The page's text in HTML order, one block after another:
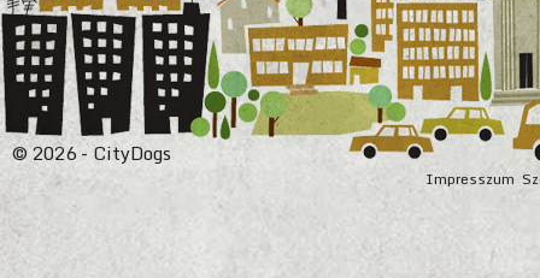
Impresszum
© 2026 - CityDogs